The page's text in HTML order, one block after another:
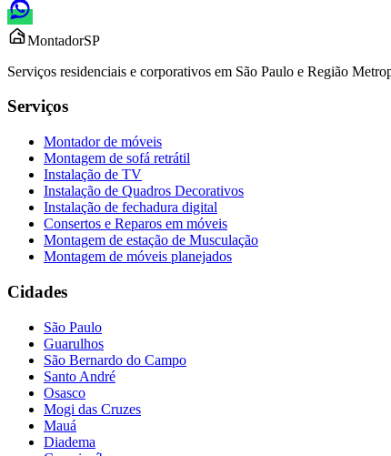
MontadorSP
Serviços residenciais e corporativos em São Paulo e Região
Serviços
Montador de móveis
Montagem de sofá retrátil
Instalação de TV
Instalação de Quadros Decorativos
Instalação de fechadura digital
Consertos e Reparos em móveis
Montagem de estação de Musculação
Montagem de móveis planejados
Cidades
São Paulo
Guarulhos
São Bernardo do Campo
Santo André
Osasco
Mogi das Cruzes
Mauá
Diadema